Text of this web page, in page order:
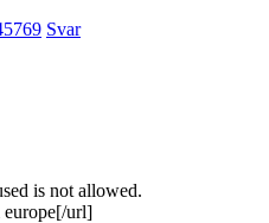
Svar
is not allowed.
europe[/url]